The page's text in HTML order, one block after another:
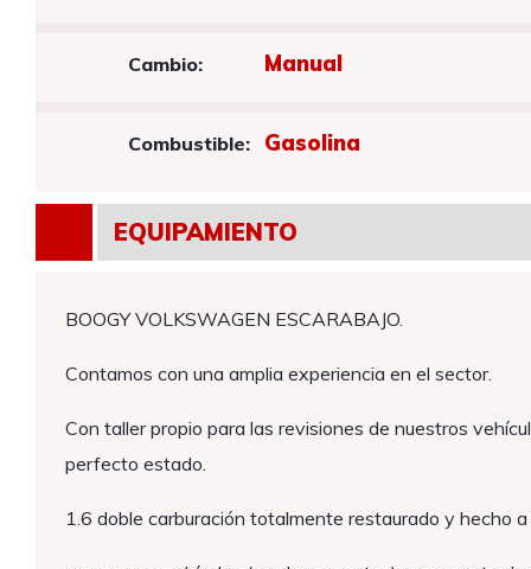
Cambio: Manual
Combustible: Gasolina
EQUIPAMIENTO
BOOGY VOLKSWAGEN ESCARABAJO.
Contamos con una amplia experiencia en el sector.
Con taller propio para las revisiones de nuestros
perfecto estado.
1.6 doble carburación totalmente restaurado y hecho a